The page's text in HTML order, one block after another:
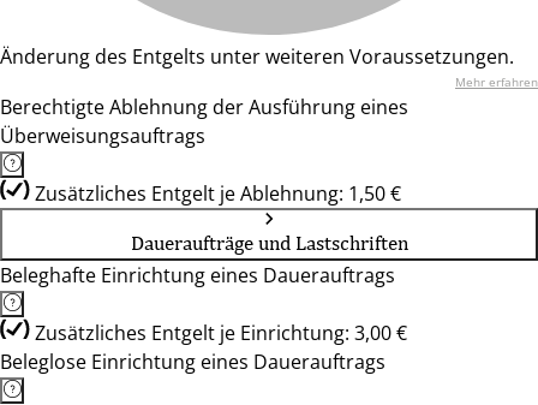
Änderung des Entgelts unter weiteren Voraussetzungen.
Mehr erfahren
Berechtigte Ablehnung der Ausführung eines
Überweisungsauftrags
Zusätzliches Entgelt je Ablehnung: 1,50 €
Daueraufträge und Lastschriften
Beleghafte Einrichtung eines Dauerauftrags
Zusätzliches Entgelt je Einrichtung: 3,00 €
Beleglose Einrichtung eines Dauerauftrags